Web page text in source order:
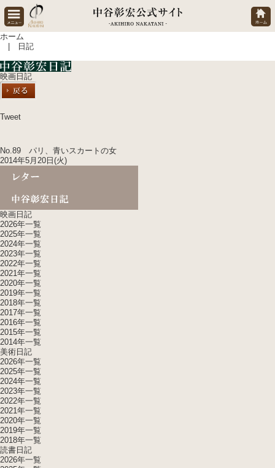
ホーム
| 日記
映画日記
Tweet
No.89 パリ、青いスカートの女
2014年5月20日(火)
映画日記
2026年一覧
2025年一覧
2024年一覧
2023年一覧
2022年一覧
2021年一覧
2020年一覧
2019年一覧
2018年一覧
2017年一覧
2016年一覧
2015年一覧
2014年一覧
美術日記
2026年一覧
2025年一覧
2024年一覧
2023年一覧
2022年一覧
2021年一覧
2020年一覧
2019年一覧
2018年一覧
読書日記
2026年一覧